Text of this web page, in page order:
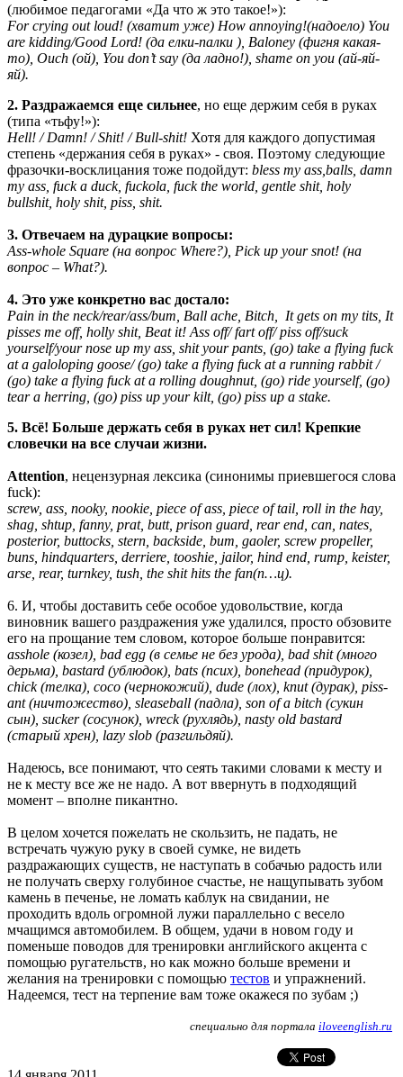
(любимое педагогами «Да что ж это такое!»):
For crying out loud! (хватит уже) How annoying!(надоело) You
are kidding/Good Lord! (да елки-палки ), Baloney (фигня какая-
то), Ouch (ой), You don’t say (да ладно!), shame on you (ай-яй-
яй).
2. Раздражаемся еще сильнее, но еще держим себя в руках
(типа «тьфу!»):
Hell! / Damn! / Shit! / Bull-shit! Хотя для каждого допустимая
степень «держания себя в руках» - своя. Поэтому следующие
фразочки-восклицания тоже подойдут: bless my ass,balls, damn
my ass, fuck a duck, fuckola, fuck the world, gentle shit, holy
bullshit, holy shit, piss, shit.
3. Отвечаем на дурацкие вопросы:
Ass-whole Square (на вопрос Where?), Pick up your snot! (на
вопрос – What?).
4. Это уже конкретно вас достало:
Pain in the neck/rear/ass/bum, Ball ache, Bitch, It gets on my tits, It
pisses me off, holly shit, Beat it! Ass off/ fart off/ piss off/suck
yourself/your nose up my ass, shit your pants, (go) take a flying fuck
at a galoloping goose/ (go) take a flying fuck at a running rabbit /
(go) take a flying fuck at a rolling doughnut, (go) ride yourself, (go)
tear a herring, (go) piss up your kilt, (go) piss up a stake.
5. Всё! Больше держать себя в руках нет сил! Крепкие
словечки на все случаи жизни.
Attention, нецензурная лексика (синонимы приевшегося слова
fuck):
screw, ass, nooky, nookie, piece of ass, piece of tail, roll in the hay,
shag, shtup, fanny, prat, butt, prison guard, rear end, can, nates,
posterior, buttocks, stern, backside, bum, gaoler, screw propeller,
buns, hindquarters, derriere, tooshie, jailor, hind end, rump, keister,
arse, rear, turnkey, tush, the shit hits the fan(п…ц).
6. И, чтобы доставить себе особое удовольствие, когда
виновник вашего раздражения уже удалился, просто обзовите
его на прощание тем словом, которое больше понравится:
asshole (козел), bad egg (в семье не без урода), bad shit (много
дерьма), bastard (ублюдок), bats (псих), bonehead (придурок),
chick (телка), coco (чернокожий), dude (лох), knut (дурак), piss-
ant (ничтожество), sleaseball (падла), son of a bitch (сукин
сын), sucker (сосунок), wreck (рухлядь), nasty old bastard
(старый хрен), lazy slob (разгильдяй).
Надеюсь, все понимают, что сеять такими словами к месту и
не к месту все же не надо. А вот ввернуть в подходящий
момент – вполне пикантно.
В целом хочется пожелать не скользить, не падать, не
встречать чужую руку в своей сумке, не видеть
раздражающих существ, не наступать в собачью радость или
не получать сверху голубиное счастье, не нащупывать зубом
камень в печенье, не ломать каблук на свидании, не
проходить вдоль огромной лужи параллельно с весело
мчащимся автомобилем. В общем, удачи в новом году и
поменьше поводов для тренировки английского акцента с
помощью ругательств, но как можно больше времени и
желания на тренировки с помощью тестов и упражнений.
Надеемся, тест на терпение вам тоже окажеся по зубам ;)
специально для портала iloveenglish.ru